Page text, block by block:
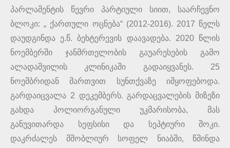
პარლამენტის წევრი პარტიული სიით, საარჩევნო
ბლოკი: „ ქართული ოცნება“ (2012-2016). 2017 წელს
დაუდგინდა ე.წ. ბეხტერევის დაავადება. 2020 წლის
ნოემბერში ჯანმრთელობის გაუარესების გამო
ალადაშვილის კლინიკაში გადაიყვანეს. 25
ნოემბრიდან მართვით სუნთქვაზე იმყოფებოდა.
გარდაიცვალა 2 დეკემბერს. გარდაცვალების მიზეზი
გახდა პოლიორგანული უკმარისობა, მას
განუვითარდა სეფსისი და სეპტიური შოკი.
დაკრძალეს მშობლიურ სოფელ ნიაბში, წმინდა